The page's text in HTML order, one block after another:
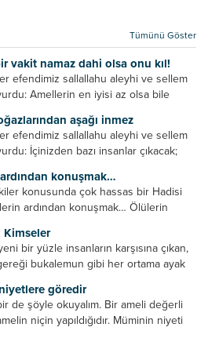
kısmında bulunan bölüme ön bellek
insan vücudunda...
Tümünü Göster
vakit namaz dahi olsa onu kıl!
efendimiz sallallahu aleyhi ve sellem
Amellerin en iyisi az olsa bile
Namaz kul ile Allah arasındaki bir
aşağı inmez
efendimiz sallallahu aleyhi ve sellem
İçinizden bazı insanlar çıkacak;
Onların oruçlarını görünce
küçümseyeceksiniz. Onların
görünce kendi amellerinizi
...
konuşmak…
konusunda çok hassas bir Hadisi
ardından konuşmak… Ölülerin
sövmek, onların günah ve kusurlarını
ölüye zarar vermez, fayda da vermez....
Kimseler
bir yüzle insanların karşısına çıkan,
bukalemun gibi her ortama ayak
Müminlerin yanında mümin gibi
göredir
de şöyle okuyalım. Bir ameli değerli
niçin yapıldığıdır. Müminin niyeti